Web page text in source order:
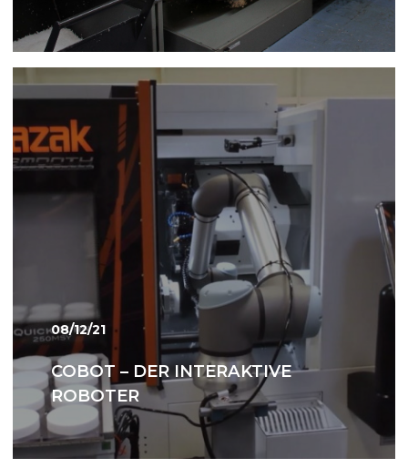
08/12/21
COBOT – DER INTERAKTIVE
ROBOTER